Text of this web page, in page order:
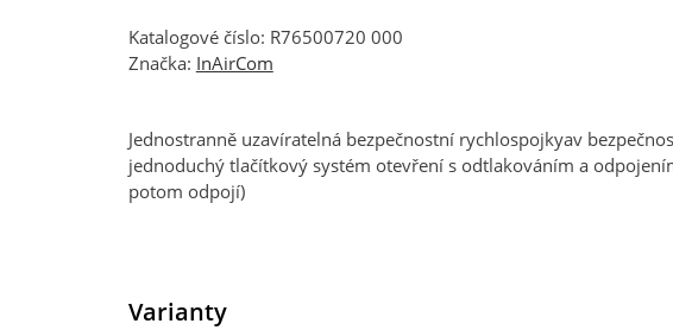
Katalogové číslo: R76500720 000
Značka: InAirCom
Jednostranně uzavíratelná bezpečnostní rychlospojkyav
jednoduchý tlačítkový systém otevření s odtlakováním a
potom odpojí)
Varianty